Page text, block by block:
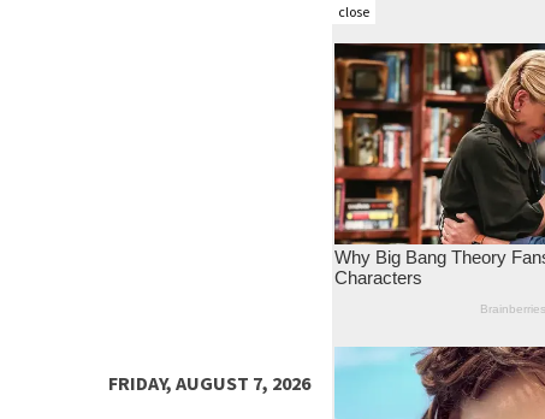
close
FRIDAY, AUGUST 7, 2026